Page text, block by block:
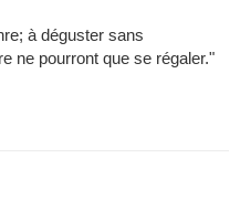
à déguster sans
ne pourront que se régaler."